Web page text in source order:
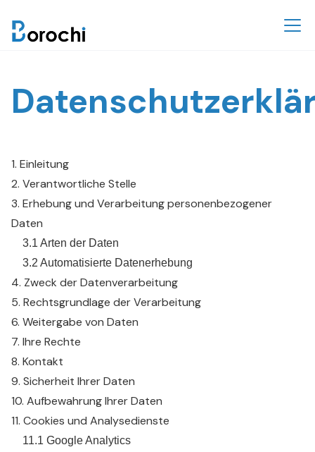
1. Einleitung
2. Verantwortliche Stelle
3. Erhebung und Verarbeitung personenbezogener
Daten
3.1 Arten der Daten
3.2 Automatisierte Datenerhebung
4. Zweck der Datenverarbeitung
5. Rechtsgrundlage der Verarbeitung
6. Weitergabe von Daten
7. Ihre Rechte
8. Kontakt
9. Sicherheit Ihrer Daten
10. Aufbewahrung Ihrer Daten
11. Cookies und Analysedienste
11.1 Google Analytics